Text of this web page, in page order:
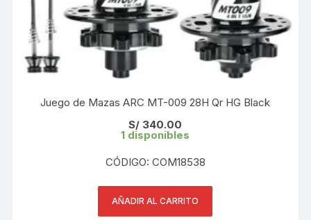
Juego de Mazas ARC MT-009 28H Qr HG Black
S/ 340.00
1 disponibles
CÓDIGO: COM18538
AÑADIR AL CARRITO